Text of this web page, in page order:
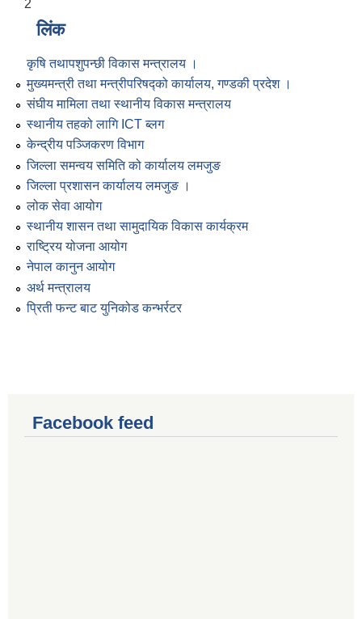
2
लिंक
कृषि तथापशुपन्छी विकास मन्त्रालय ।
मुख्यमन्त्री तथा मन्त्रीपरिषद्को कार्यालय, गण्डकी प्रदेश ।
संघीय मामिला तथा स्थानीय विकास मन्त्रालय
स्थानीय तहको लागि ICT ब्लग
केन्द्रीय पञ्जिकरण विभाग
जिल्ला समन्वय समिति को कार्यालय लमजुङ
जिल्ला प्रशासन कार्यालय लमजुङ ।
लोक सेवा आयोग
स्थानीय शासन तथा सामुदायिक विकास कार्यक्रम
राष्ट्रिय योजना आयोग
नेपाल कानुन आयोग
अर्थ मन्त्रालय
प्रिती फन्ट बाट युनिकोड कन्भर्रटर
Facebook feed